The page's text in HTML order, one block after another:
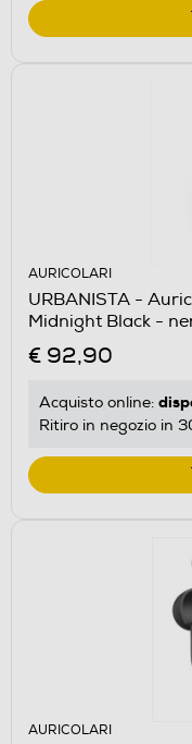
AURICOLARI
URBANISTA -
Midnight Black -
€ 92,90
Acquisto online:
Ritiro in negozio in
AURICOLARI